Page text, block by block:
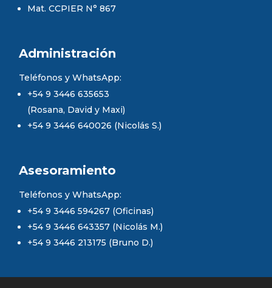
Mat. CCPIER N° 867
Administración
Teléfonos y WhatsApp:
+54 9 3446 635653
(Rosana, David y Maxi)
+54 9 3446 640026 (Nicolás S.)
Asesoramiento
Teléfonos y WhatsApp:
+54 9 3446 594267 (Oficinas)
+54 9 3446 643357 (Nicolás M.)
+54 9 3446 213175 (Bruno D.)